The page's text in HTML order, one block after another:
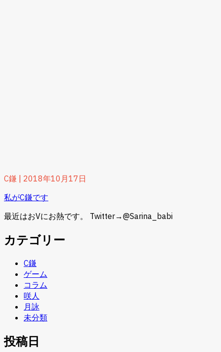
C鎌 | 2018年10月17日
私がC鎌です
最近はおVにお熱です。 Twitter→@Sarina_babi
カテゴリー
C鎌
ゲーム
コラム
咲人
月詠
未分類
投稿日